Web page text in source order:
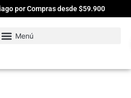
por Compras desde $59.900